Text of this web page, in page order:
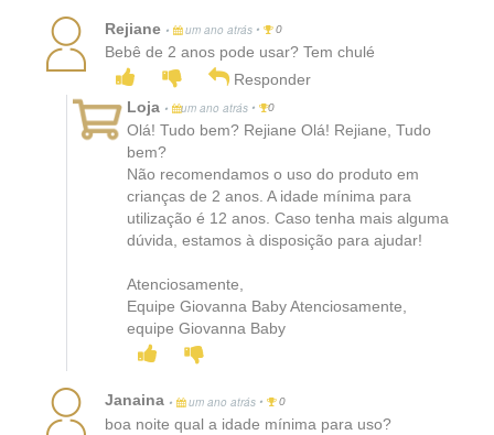
Rejiane • um ano atrás • 0
Bebê de 2 anos pode usar? Tem chulé
Responder
Loja • um ano atrás • 0
Olá! Tudo bem? Rejiane Olá! Rejiane, Tudo
bem?
Não recomendamos o uso do produto em
crianças de 2 anos. A idade mínima para
utilização é 12 anos. Caso tenha mais alguma
dúvida, estamos à disposição para ajudar!
Atenciosamente,
Equipe Giovanna Baby Atenciosamente,
equipe Giovanna Baby
Janaina • um ano atrás • 0
boa noite qual a idade mínima para uso?